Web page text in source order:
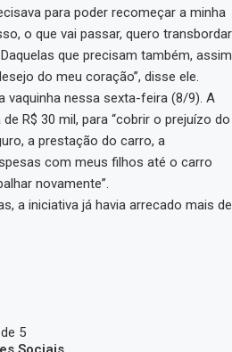
para poder recomeçar a minha
o que vai passar, quero transbordar
que precisam também, assim
do meu coração”, disse ele.
vaquinha nessa sexta-feira (8/9). A
R$ 30 mil, para “cobrir o prejuízo do
a prestação do carro, a
com meus filhos até o carro
novamente”.
a iniciativa já havia arrecado mais de
5